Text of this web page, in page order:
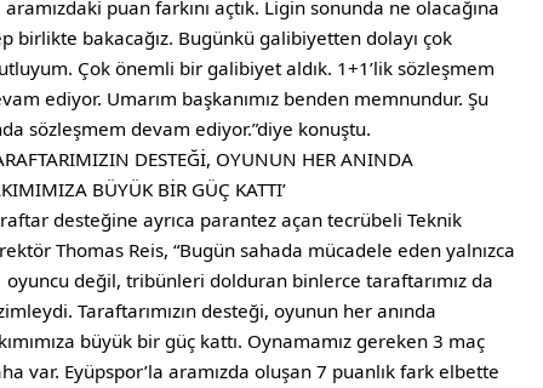
puan farkını açtık. Ligin sonunda ne olacağına
birlikte bakacağız. Bugünkü galibiyetten dolayı çok
Çok önemli bir galibiyet aldık. 1+1’lik sözleşmem
ediyor. Umarım başkanımız benden memnundur. Şu
sözleşmem devam ediyor.”diye konuştu.
DESTEĞİ, OYUNUN HER ANINDA
BÜYÜK BİR GÜÇ KATTI’
desteğine ayrıca parantez açan tecrübeli Teknik
Thomas Reis, “Bugün sahada mücadele eden yalnızca
oyuncu değil, tribünleri dolduran binlerce taraftarımız da
Taraftarımızın desteği, oyunun her anında
büyük bir güç kattı. Oynamamız gereken 3 maç
var. Eyüpspor’la aramızda oluşan 7 puanlık fark elbette